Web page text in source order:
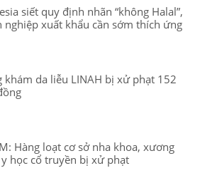
siết quy định nhãn “không Halal”,
nghiệp xuất khẩu cần sớm thích ứng
khám da liễu LINAH bị xử phạt 152
Hàng loạt cơ sở nha khoa, xương
học cổ truyền bị xử phạt